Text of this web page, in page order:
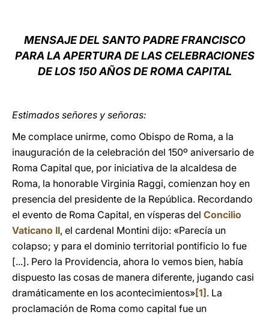
中文
LATINE
MENSAJE DEL SANTO PADRE FRANCISCO
PARA LA APERTURA DE LAS CELEBRACIONES
DE LOS 150 AÑOS DE ROMA CAPITAL
Estimados señores y señoras:
Me complace unirme, como Obispo de Roma, a la
inauguración de la celebración del 150º aniversario de
Roma Capital que, por iniciativa de la alcaldesa de
Roma, la honorable Virginia Raggi, comienzan hoy en
presencia del presidente de la República. Recordando
el evento de Roma Capital, en vísperas del Concilio
Vaticano II, el cardenal Montini dijo: «Parecía un
colapso; y para el dominio territorial pontificio lo fue
[...]. Pero la Providencia, ahora lo vemos bien, había
dispuesto las cosas de manera diferente, jugando casi
dramáticamente en los acontecimientos»[1] . La
proclamación de Roma como capital fue un